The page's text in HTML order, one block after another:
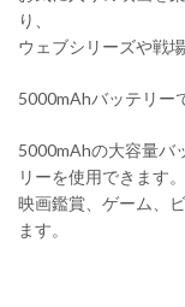
り、
ウェブシリーズや戦
5000mAhバッテリー
5000mAhの大容量バ
リーを使用できます。
映画鑑賞、ゲーム、
ます。